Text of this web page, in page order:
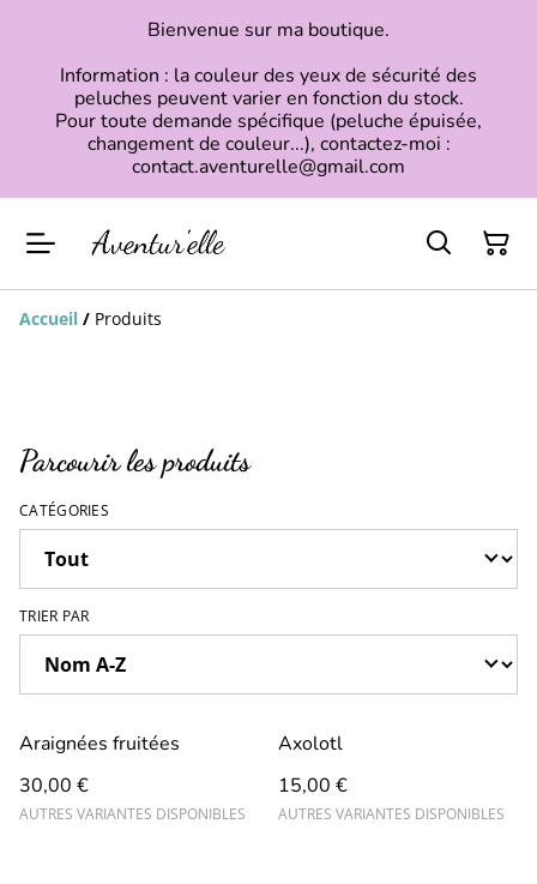
Bienvenue sur ma boutique.
Information : la couleur des yeux de sécurité des
peluches peuvent varier en fonction du stock.
Pour toute demande spécifique (peluche épuisée,
changement de couleur...), contactez-moi :
contact.aventurelle@gmail.com
Accueil / Produits
Parcourir les produits
CATÉGORIES
TRIER PAR
Araignées fruitées
30,00 €
AUTRES VARIANTES DISPONIBLES
Axolotl
15,00 €
AUTRES VARIANTES DISPONIBLES